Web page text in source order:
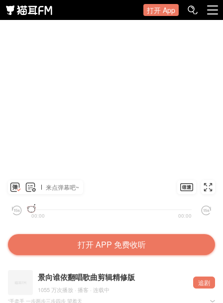
打开 App
来点弹幕吧~
00:00 00:00
打开 APP 免费收听
景向谁依翻唱歌曲剪辑精修版
1055 万次播放 · 播客 · 连载中
追剧
“手牵手 一步两步三步四步 望着天